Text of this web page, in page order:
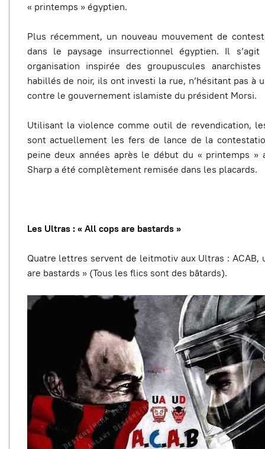
« printemps » égyptien.
Plus récemment, un nouveau mouvement de
dans le paysage insurrectionnel égyptien. Il
organisation inspirée des groupuscules
habillés de noir, ils ont investi la rue, n’hésitant pas à
contre le gouvernement islamiste du président Morsi.
Utilisant la violence comme outil de revendication,
sont actuellement les fers de lance de la
peine deux années après le début du « printemps »
Sharp a été complètement remisée dans les placards.
Les Ultras : « All cops are bastards »
Quatre lettres servent de leitmotiv aux Ultras : ACAB,
are bastards » (Tous les flics sont des bâtards).